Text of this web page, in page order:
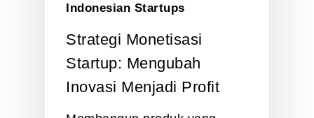
Indonesian Startups
Strategi Monetisasi
Startup: Mengubah
Inovasi Menjadi Profit